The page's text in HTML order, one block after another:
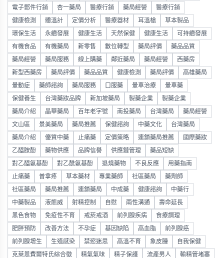
電子郵件行銷 杏一藥局 醫療行銷 藥局經營 醫療行銷
健康檢測 體溫計 定價分析 醫療器材 耳溫槍 草本製品
環保生活 永續發展 健康生活 天然保健 健康生活 可持續發展
有機食品 有機藥局 新零售 數位轉型 藥局評價 藥品品質
藥局經營 藥局服務 線上購藥 鄰近藥局 藥局經營 西藥房
新型西藥房 藥局評價 藥品品質 健康檢測 藥局評價 高雄藥局
暈動症 藥師諮詢 藥局服務 口服藥 暈車治療 暈車藥
保健養生 台灣藥妝品牌 新加坡藥局 製藥企業 製藥企業
藥局介紹 晶華藥局 百年老字號 南投藥局 台灣藥局 藥局經營
文山區 景美藥局 藥局推薦 保健諮詢 中藥文化 台灣藥局
藥局介紹 優質中藥 止痛藥 定價策略 連鎖藥局推薦 國際藥妝
乙醯胺酚 藥物供應 品牌信譽 供應鏈管理 藥品短缺
對乙醯氨基酚 對乙酰氨基酚 退燒藥物 不良反應 用藥指南
止痛藥 普拿疼 草本藥材 專業藥師 社區藥局 藥劑師
社區藥局 藥局推薦 連鎖藥局 中成藥 健康諮詢 中藥行
中藥製品 液態威 射精控制 自慰 兩性溝通 壽命延長
黑色食物 免疫性不育 戒菸戒酒 前列腺疾病 食療調理
肥胖預防 改善方法 不孕症 基因缺陷 高血脂 前列腺癌
前列腺增生 生殖感染 禁慾迷思 高溫不育 象皮腫 自我保健
克萊恩費爾特氏綜合徵 精氣氣味 精子保護 流產男人 輸精管堵塞